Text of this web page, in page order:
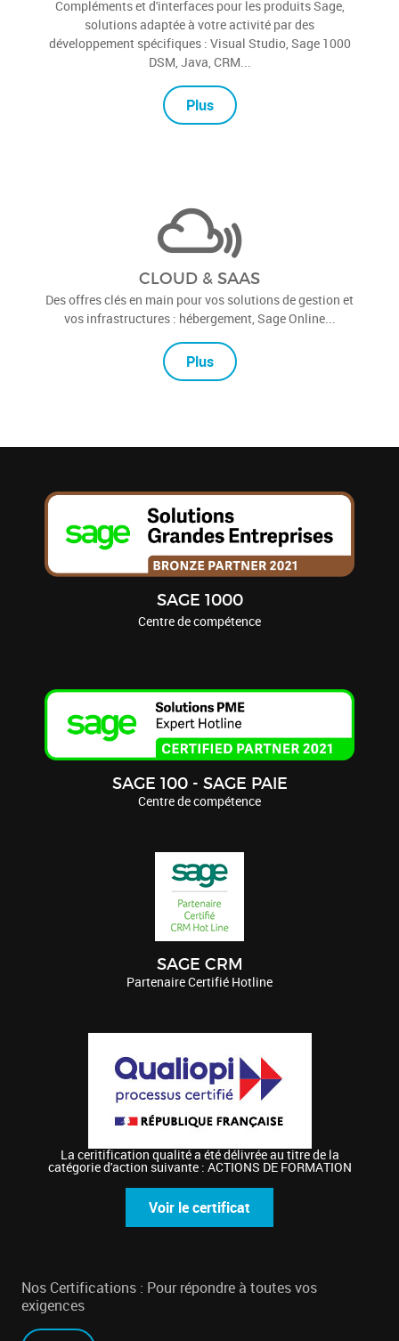
DÉVELOPPEMENT
Compléments et d'interfaces pour les produits Sage,
solutions adaptée à votre activité par des
développement spécifiques : Visual Studio, Sage 1000
DSM, Java, CRM...
CLOUD & SAAS
Des offres clés en main pour vos solutions de gestion et
vos infrastructures : hébergement, Sage Online...
SAGE 1000
SAGE 100 - SAGE PAIE
SAGE CRM
catégorie d'action suivante : ACTIONS DE FORMATION
Nos Certifications : Pour répondre à toutes vos
exigences